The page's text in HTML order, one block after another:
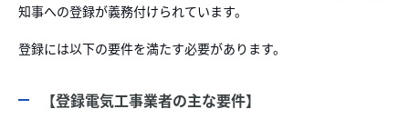
知事への登録が義務付けられています。
登録には以下の要件を満たす必要があります。
【登録電気工事業者の主な要件】